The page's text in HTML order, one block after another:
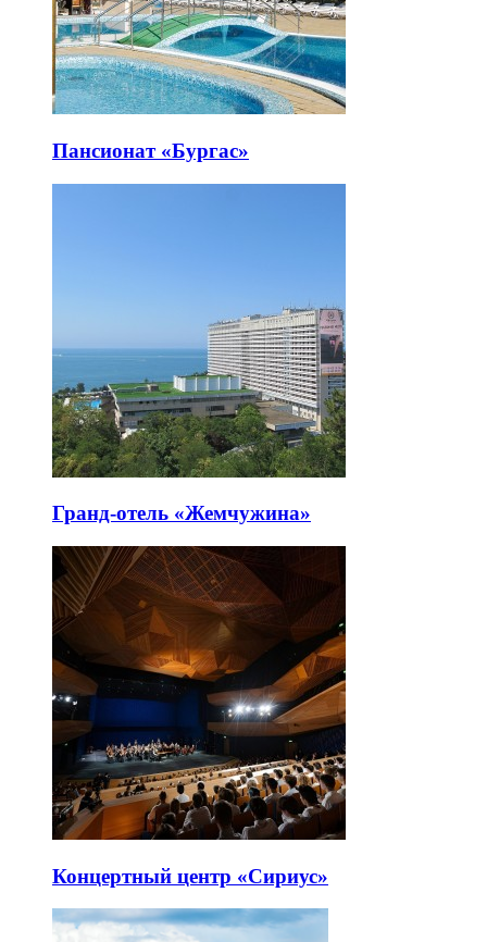
Пансионат «Бургас»
Гранд-отель «Жемчужина»
Концертный центр «Сириус»